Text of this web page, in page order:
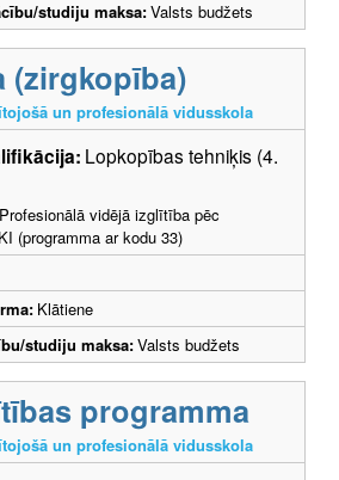
studiju maksa:Valsts budžets
(zirgkopība)
un profesionālā vidusskola
Lopkopības tehniķis (4.
Profesionālā vidējā izglītība pēc
(programma ar kodu 33)
Klātiene
studiju maksa:Valsts budžets
programma
un profesionālā vidusskola